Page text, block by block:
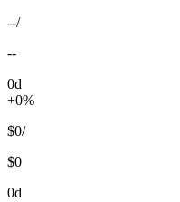
--/
--
0d
+0%
$0/
$0
0d